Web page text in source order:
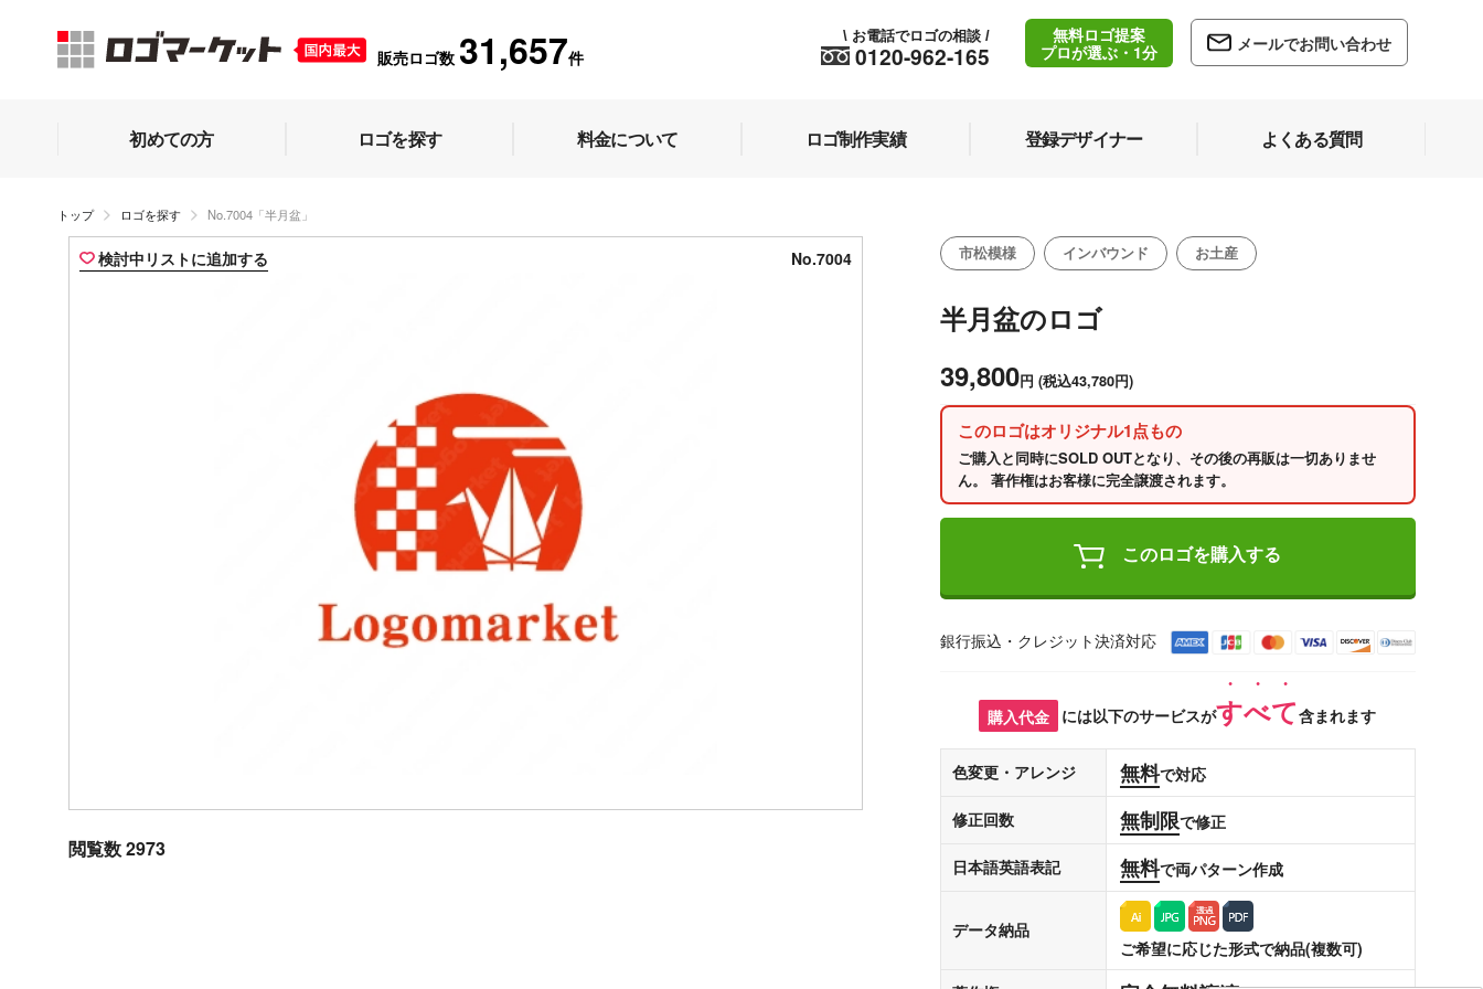
販売ロゴ数 31,657件 0120-962-165
\ お電話でロゴの相談 /
無料ロゴ提案
プロが選ぶ・1分
メールでお問い合わせ
初めての方 ロゴを探す 料金について ロゴ制作実績 登録デザイナー よくある質問
トップ ロゴを探す No.7004「半月盆」
検討中リストに追加する No.7004
閲覧数 2973
市松模様 インバウンド お土産
半月盆のロゴ
39,800円 (税込43,780円)
このロゴはオリジナル1点もの
ご購入と同時にSOLD OUTとなり、その後の再販は一切ありませ
ん。 著作権はお客様に完全譲渡されます。
このロゴを購入する
銀行振込・クレジット決済対応
購入代金 には以下のサービスがすべて含まれます
色変更・アレンジ 無料で対応
修正回数 無制限で修正
日本語英語表記 無料で両パターン作成
データ納品
ご希望に応じた形式で納品(複数可)